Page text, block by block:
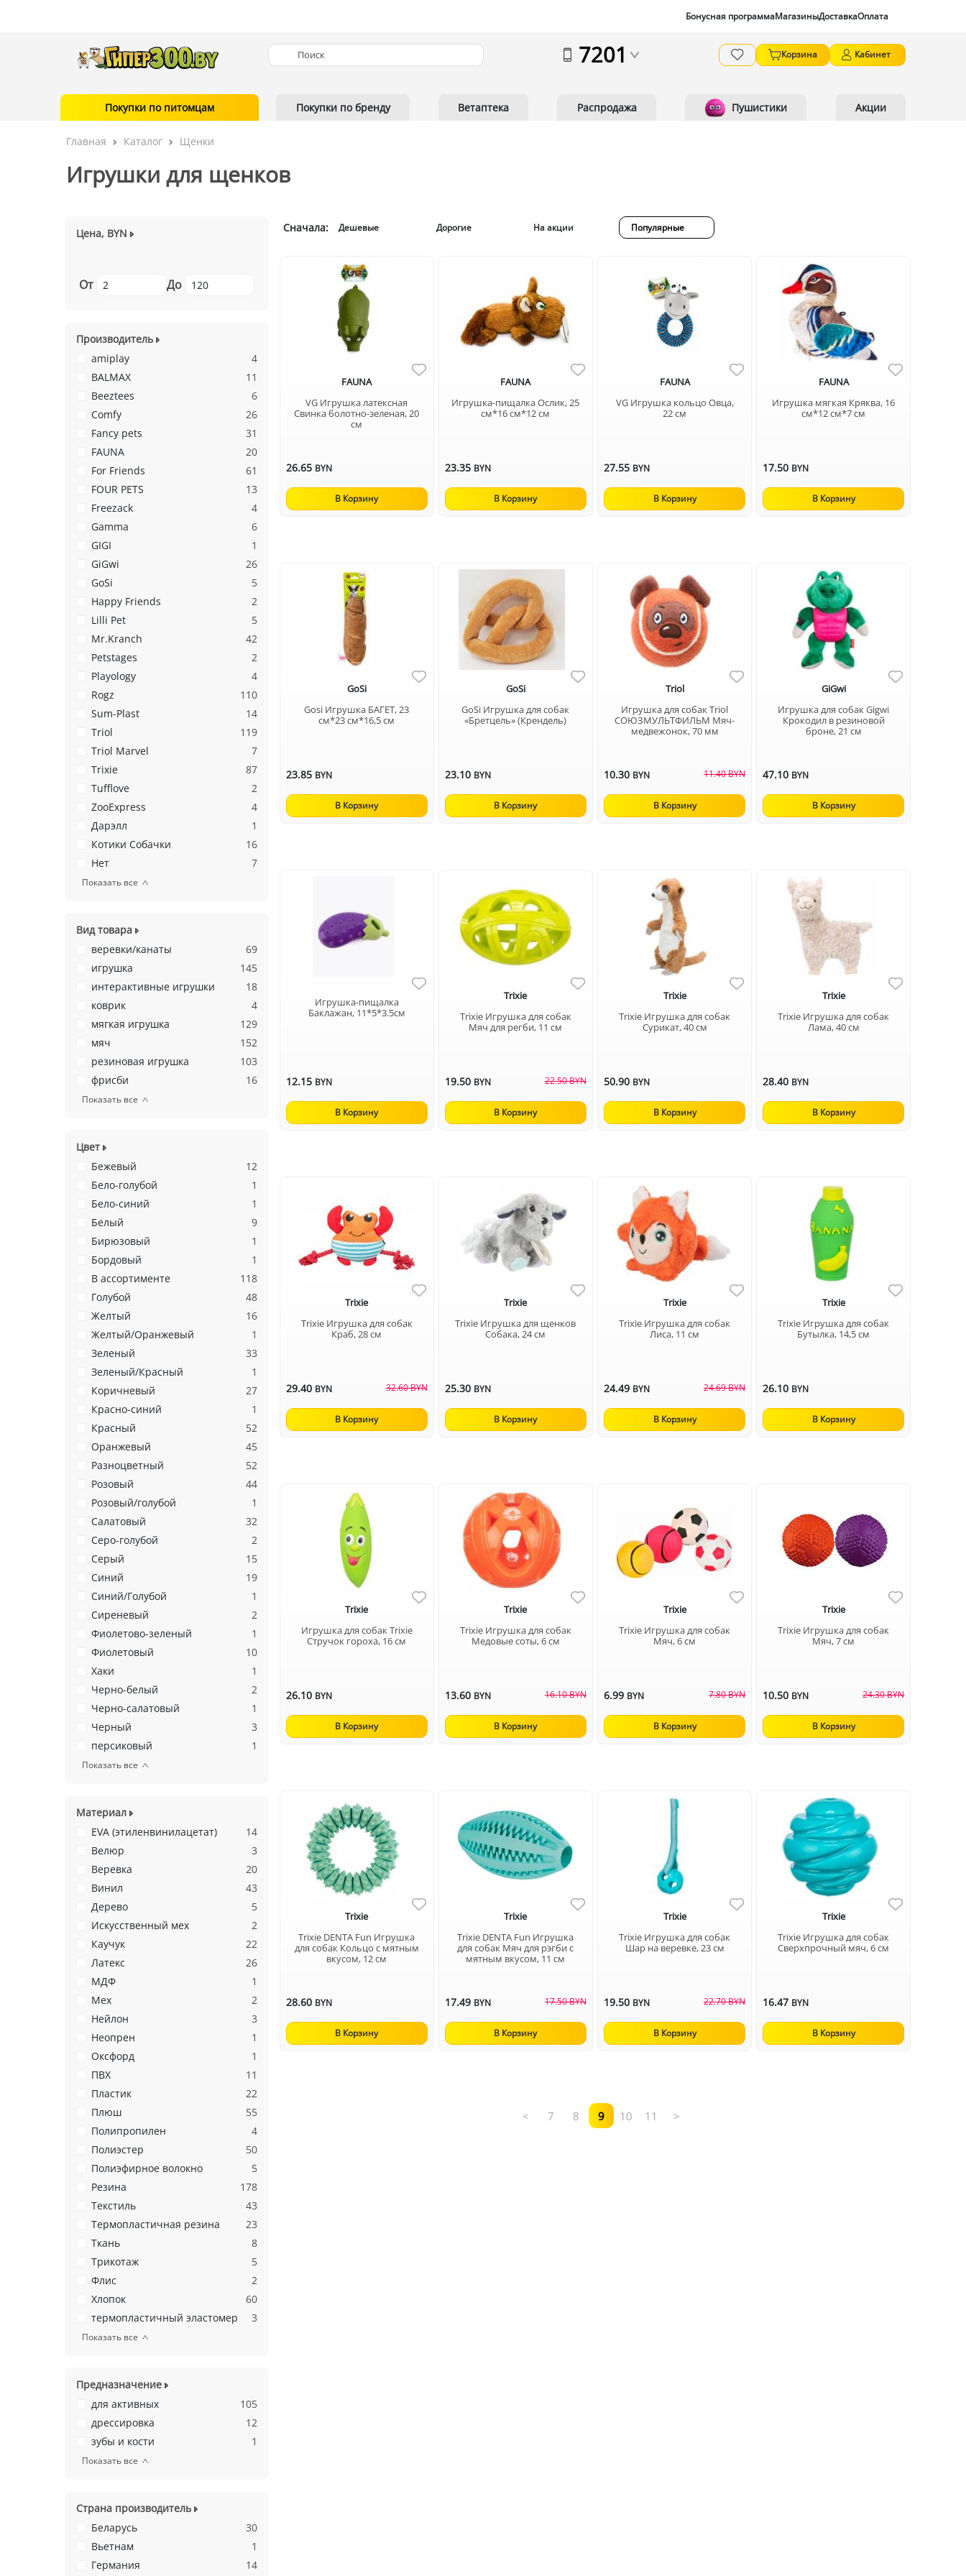
Бонусная программаМагазиныДоставкаОплата
7201 Корзина Кабинет
Покупки по питомцам Покупки по бренду Ветаптека Распродажа Пушистики Акции
Главная Каталог Щенки
Игрушки для щенков
Цена, BYN
От До
Производитель
amiplay
4
BALMAX
11
Beeztees
6
Comfy
26
Fancy pets
31
FAUNA
20
For Friends
61
FOUR PETS
13
Freezack
4
Gamma
6
GIGI
1
GiGwi
26
GoSi
5
Happy Friends
2
Lilli Pet
5
Mr.Kranch
42
Petstages
2
Playology
4
Rogz
110
Sum-Plast
14
Triol
119
Triol Marvel
7
Trixie
87
Tufflove
2
ZooExpress
4
Дарэлл
1
Котики Собачки
16
Нет
7
Показать все
Вид товара
веревки/канаты
69
игрушка
145
интерактивные игрушки
18
коврик
4
мягкая игрушка
129
мяч
152
резиновая игрушка
103
фрисби
16
Показать все
Цвет
Бежевый
12
Бело-голубой
1
Бело-синий
1
Белый
9
Бирюзовый
1
Бордовый
1
В ассортименте
118
Голубой
48
Желтый
16
Желтый/Оранжевый
1
Зеленый
33
Зеленый/Красный
1
Коричневый
27
Красно-синий
1
Красный
52
Оранжевый
45
Разноцветный
52
Розовый
44
Розовый/голубой
1
Салатовый
32
Серо-голубой
2
Серый
15
Синий
19
Синий/Голубой
1
Сиреневый
2
Фиолетово-зеленый
1
Фиолетовый
10
Хаки
1
Черно-белый
2
Черно-салатовый
1
Черный
3
персиковый
1
Показать все
Материал
EVA (этиленвинилацетат)
14
Велюр
3
Веревка
20
Винил
43
Дерево
5
Искусственный мех
2
Каучук
22
Латекс
26
МДФ
1
Мех
2
Нейлон
3
Неопрен
1
Оксфорд
1
ПВХ
11
Пластик
22
Плюш
55
Полипропилен
4
Полиэстер
50
Полиэфирное волокно
5
Резина
178
Текстиль
43
Термопластичная резина
23
Ткань
8
Трикотаж
5
Флис
2
Хлопок
60
термопластичный эластомер
3
Показать все
Предназначение
для активных
105
дрессировка
12
зубы и кости
1
Показать все
Страна производитель
Беларусь
30
Вьетнам
1
Германия
14
Сначала: Дешевые Дорогие На акции Популярные
FAUNA
VG Игрушка латексная
Свинка болотно-зеленая, 20
см
26.65 BYN
В Корзину
FAUNA
Игрушка-пищалка Ослик, 25
см*16 см*12 см
23.35 BYN
В Корзину
FAUNA
VG Игрушка кольцо Овца,
22 см
27.55 BYN
В Корзину
FAUNA
Игрушка мягкая Кряква, 16
см*12 см*7 см
17.50 BYN
В Корзину
GoSi
Gosi Игрушка БАГЕТ, 23
см*23 см*16,5 см
23.85 BYN
В Корзину
GoSi
GoSi Игрушка для собак
«Бретцель» (Крендель)
23.10 BYN
В Корзину
Triol
Игрушка для собак Triol
СОЮЗМУЛЬТФИЛЬМ Мяч-
медвежонок, 70 мм
10.30 BYN 11.40 BYN
В Корзину
GiGwi
Игрушка для собак Gigwi
Крокодил в резиновой
броне, 21 см
47.10 BYN
В Корзину
Игрушка-пищалка
Баклажан, 11*5*3.5см
12.15 BYN
В Корзину
Trixie
Trixie Игрушка для собак
Мяч для регби, 11 см
19.50 BYN 22.50 BYN
В Корзину
Trixie
Trixie Игрушка для собак
Сурикат, 40 см
50.90 BYN
В Корзину
Trixie
Trixie Игрушка для собак
Лама, 40 см
28.40 BYN
В Корзину
Trixie
Trixie Игрушка для собак
Краб, 28 см
29.40 BYN 32.60 BYN
В Корзину
Trixie
Trixie Игрушка для щенков
Собака, 24 см
25.30 BYN
В Корзину
Trixie
Trixie Игрушка для собак
Лиса, 11 см
24.49 BYN 24.69 BYN
В Корзину
Trixie
Trixie Игрушка для собак
Бутылка, 14,5 см
26.10 BYN
В Корзину
Trixie
Игрушка для собак Trixie
Стручок гороха, 16 см
26.10 BYN
В Корзину
Trixie
Trixie Игрушка для собак
Медовые соты, 6 см
13.60 BYN 16.10 BYN
В Корзину
Trixie
Trixie Игрушка для собак
Мяч, 6 см
6.99 BYN 7.80 BYN
В Корзину
Trixie
Trixie Игрушка для собак
Мяч, 7 см
10.50 BYN 24.30 BYN
В Корзину
Trixie
Trixie DENTA Fun Игрушка
для собак Кольцо с мятным
вкусом, 12 см
28.60 BYN
В Корзину
Trixie
Trixie DENTA Fun Игрушка
для собак Мяч для рэгби с
мятным вкусом, 11 см
17.49 BYN 17.50 BYN
В Корзину
Trixie
Trixie Игрушка для собак
Шар на веревке, 23 см
19.50 BYN 22.70 BYN
В Корзину
Trixie
Trixie Игрушка для собак
Сверхпрочный мяч, 6 см
16.47 BYN
В Корзину
< 7 8 9 10 11 >